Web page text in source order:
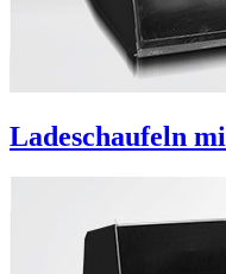
Ladeschaufeln